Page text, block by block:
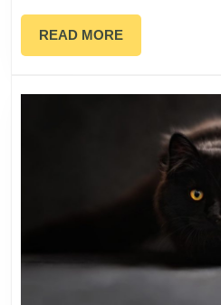
READ MOREREAD
MORE